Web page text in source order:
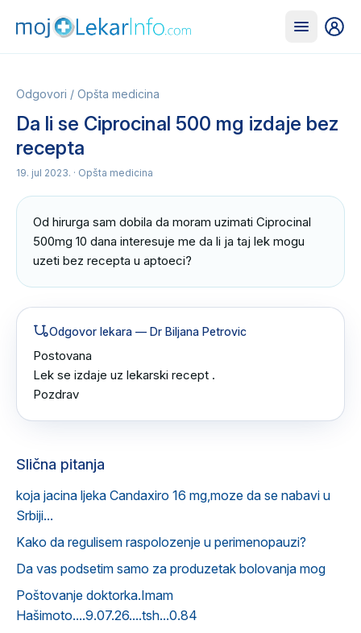
Odgovori / Opšta medicina
Da li se Ciprocinal 500 mg izdaje bez
recepta
19. jul 2023. · Opšta medicina
Od hirurga sam dobila da moram uzimati Ciprocinal
500mg 10 dana interesuje me da li ja taj lek mogu
uzeti bez recepta u aptoeci?
Odgovor lekara — Dr Biljana Petrovic
Postovana
Lek se izdaje uz lekarski recept .
Pozdrav
Slična pitanja
koja jacina ljeka Candaxiro 16 mg,moze da se nabavi u
Srbiji...
Kako da regulisem raspolozenje u perimenopauzi?
Da vas podsetim samo za produzetak bolovanja mog
Poštovanje doktorka.Imam
Hašimoto....9.07.26....tsh...0.84